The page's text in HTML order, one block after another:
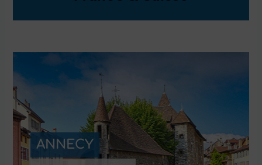
AVIGNON
Florian / Stéphane